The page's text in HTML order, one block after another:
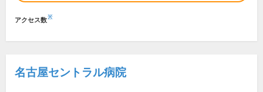
アクセス数※
名古屋セントラル病院